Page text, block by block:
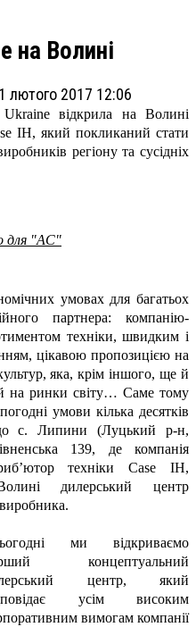
на Волині
лютого 2017 12:06
відкрила на Волині
IH, який покликаний стати
регіону та сусідніх
для "АС"
умовах для багатьох
партнера: компанію-
техніки, швидким і
цікавою пропозицією на
яка, крім іншого, ще й
на ринки світу… Саме тому
умови кілька десятків
до с. Липини (Луцький р-н,
139, де компанія
техніки Case IH,
дилерський центр
ми відкриваємо
концептуальний
центр, який
усім високим
вимогам компанії